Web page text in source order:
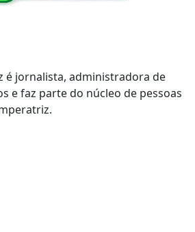
é jornalista, administradora de
e faz parte do núcleo de pessoas